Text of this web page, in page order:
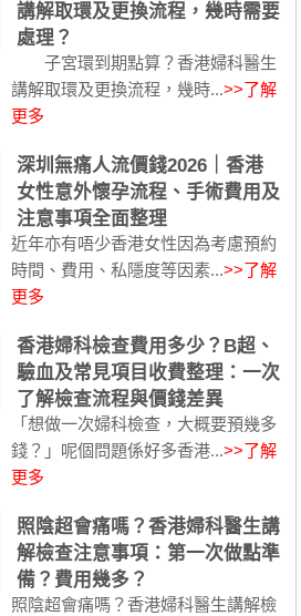
講解取環及更換流程，幾時需要
處理？
子宮環到期點算？香港婦科醫生
講解取環及更換流程，幾時...>>了解
更多
深圳無痛人流價錢2026｜香港
女性意外懷孕流程、手術費用及
注意事項全面整理
近年亦有唔少香港女性因為考慮預約
時間、費用、私隱度等因素...>>了解
更多
香港婦科檢查費用多少？B超、
驗血及常見項目收費整理：一次
了解檢查流程與價錢差異
「想做一次婦科檢查，大概要預幾多
錢？」呢個問題係好多香港...>>了解
更多
照陰超會痛嗎？香港婦科醫生講
解檢查注意事項：第一次做點準
備？費用幾多？
照陰超會痛嗎？香港婦科醫生講解檢